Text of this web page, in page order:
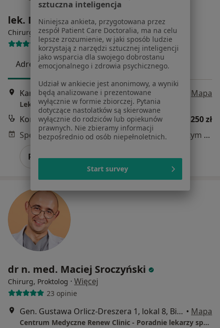
lek. Damian Nowiński
Chirurg, Proktolog·Więcej
52 opinie
Adres Online
Mapa
Lekarze24 / Laryngologia24
Konsultacja chirurgiczna
250 zł
Specjalista nie oferuje umawiania online pod tym adresem.
Poproś o wizytę
dr n. med. Maciej Sroczyński
Chirurg, Proktolog · Więcej
23 opinie
Gen. Gustawa Orlicz-Dreszera 1, lokal 8, Białystok • Mapa
Centrum Medyczne Renew Clinic - Poradnie lekarzy specjalistów, Klinika medycyny estetycznej
sztuczna inteligencja
Niniejsza ankieta, przygotowana przez
zespół Patient Care Doctoralia, ma na celu
lepsze zrozumienie, w jaki sposób ludzie
korzystają z narzędzi sztucznej inteligencji
jako wsparcia dla swojego dobrostanu
emocjonalnego i zdrowia psychicznego.
Udział w ankiecie jest anonimowy, a wyniki
będą analizowane i prezentowane
wyłącznie w formie zbiorczej. Pytania
dotyczące nastolatków są skierowane
wyłącznie do rodziców lub opiekunów
prawnych. Nie zbieramy informacji
bezpośrednio od osób niepełnoletnich.
Start survey